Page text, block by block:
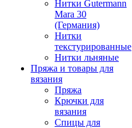
Нитки Gutermann
Mara 30
(Германия)
Нитки
текстурированные
Нитки льняные
Пряжа и товары для
вязания
Пряжа
Крючки для
вязания
Спицы для